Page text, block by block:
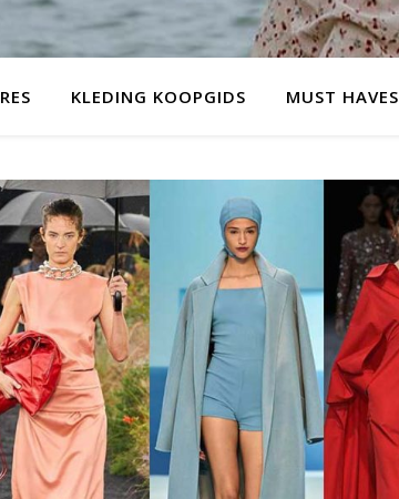
KLEDING KOOPGIDS MUST HAVES